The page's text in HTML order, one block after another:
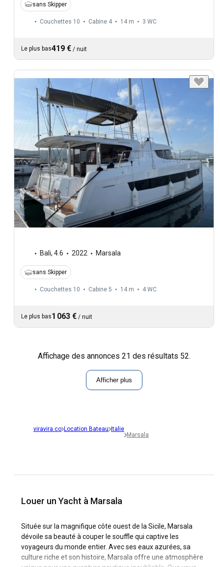
sans Skipper
Couchettes 10 Cabine 4 14 m 3 WC
Le plus bas419 € / nuit
Bali, 4.6 2022 Marsala
sans Skipper
Couchettes 10 Cabine 5 14 m 4 WC
Le plus bas1 063 € / nuit
Affichage des annonces 21 des résultats 52.
Afficher plus
viravira.co Location Bateau Italie
Marsala
Louer un Yacht à Marsala
Située sur la magnifique côte ouest de la Sicile, Marsala
dévoile sa beauté à couper le souffle qui captive les
voyageurs du monde entier. Avec ses eaux azurées, sa
culture riche et son histoire, Marsala offre une atmosphère